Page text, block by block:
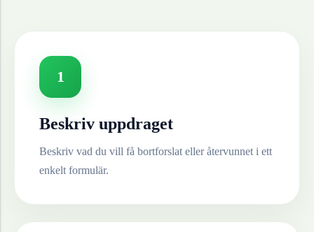
1
Beskriv uppdraget
Beskriv vad du vill få bortforslat eller återvunnet i ett
enkelt formulär.